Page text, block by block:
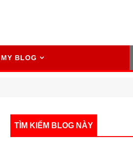
MY BLOG
TÌM KIẾM BLOG NÀY